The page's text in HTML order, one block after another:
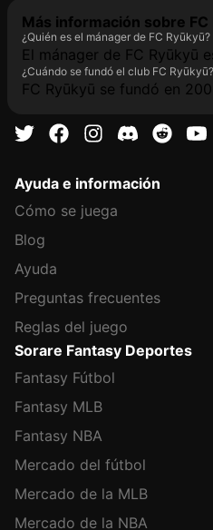
Más información sobre FC
¿Quién es el mánager de FC Ryūkyū?
El mánager de FC Ryūkyū
¿Cuándo se fundó el club FC Ryūkyū?
FC Ryūkyū se fundó en
Ayuda e información
Cómo se juega
Blog
Ayuda
Preguntas frecuentes
Reglas del juego
Sorare Fantasy Deportes
Fantasy Fútbol
Fantasy MLB
Fantasy NBA
Mercado del fútbol
Mercado de la MLB
Mercado de la NBA